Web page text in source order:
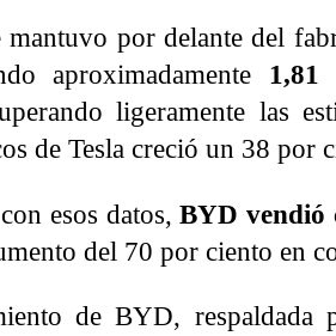
mantuvo por delante del
aproximadamente 1,81
ligeramente las
de Tesla creció un 38 por
esos datos,BYD vendió
del 70 por ciento en
de BYD, respaldada